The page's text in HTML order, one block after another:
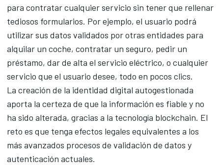
para contratar cualquier servicio sin tener que rellenar
tediosos formularios. Por ejemplo, el usuario podrá
utilizar sus datos validados por otras entidades para
alquilar un coche, contratar un seguro, pedir un
préstamo, dar de alta el servicio eléctrico, o cualquier
servicio que el usuario desee, todo en pocos clics.
La creación de la identidad digital autogestionada
aporta la certeza de que la información es fiable y no
ha sido alterada, gracias a la tecnología blockchain. El
reto es que tenga efectos legales equivalentes a los
más avanzados procesos de validación de datos y
autenticación actuales.